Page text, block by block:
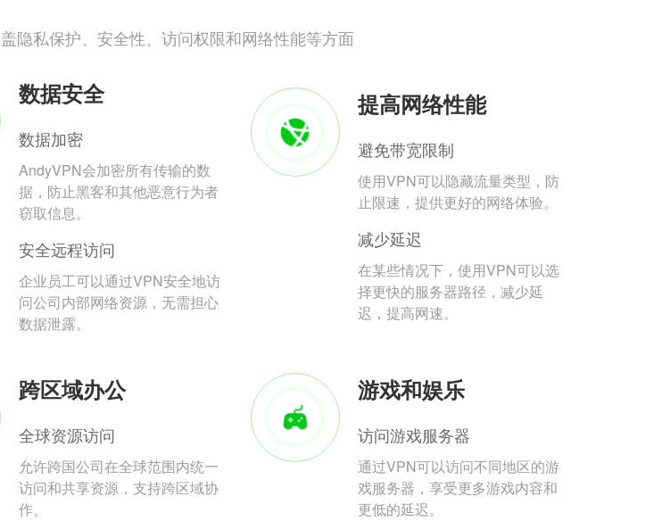
隐私保护、安全性、访问权限和网络性能等方面
数据安全
数据加密
AndyVPN会加密所有传输的数
据，防止黑客和其他恶意行为者
窃取信息。
安全远程访问
企业员工可以通过VPN安全地访
问公司内部网络资源，无需担心
数据泄露。
提高网络性能
避免带宽限制
使用VPN可以隐藏流量类型，防
止限速，提供更好的网络体验。
减少延迟
在某些情况下，使用VPN可以选
择更快的服务器路径，减少延
迟，提高网速。
跨区域办公
全球资源访问
允许跨国公司在全球范围内统一
访问和共享资源，支持跨区域协
作。
游戏和娱乐
访问游戏服务器
通过VPN可以访问不同地区的游
戏服务器，享受更多游戏内容和
更低的延迟。